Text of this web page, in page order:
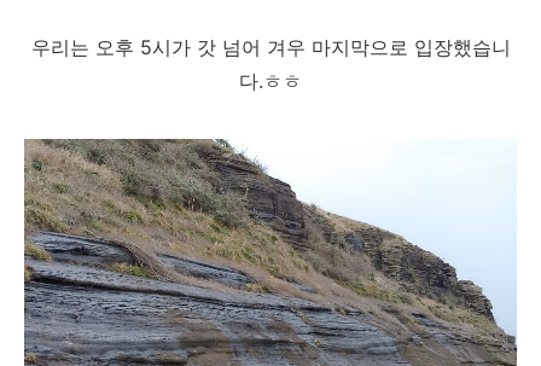
우리는 오후 5시가 갓 넘어 겨우 마지막으로 입장했습니
다.ㅎㅎ